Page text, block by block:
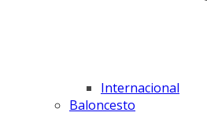
Internacional
Baloncesto